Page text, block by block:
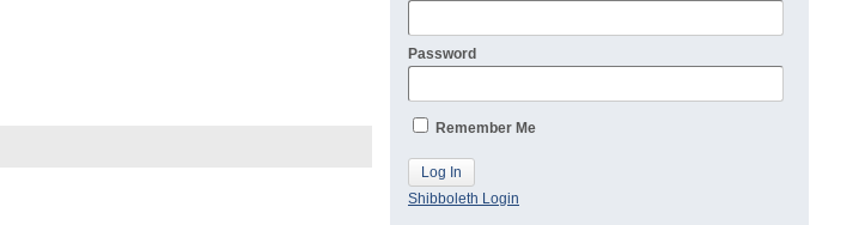
Password
Remember Me
Shibboleth Login